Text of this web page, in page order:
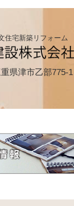
住宅新築リフォーム
県津市乙部775-1